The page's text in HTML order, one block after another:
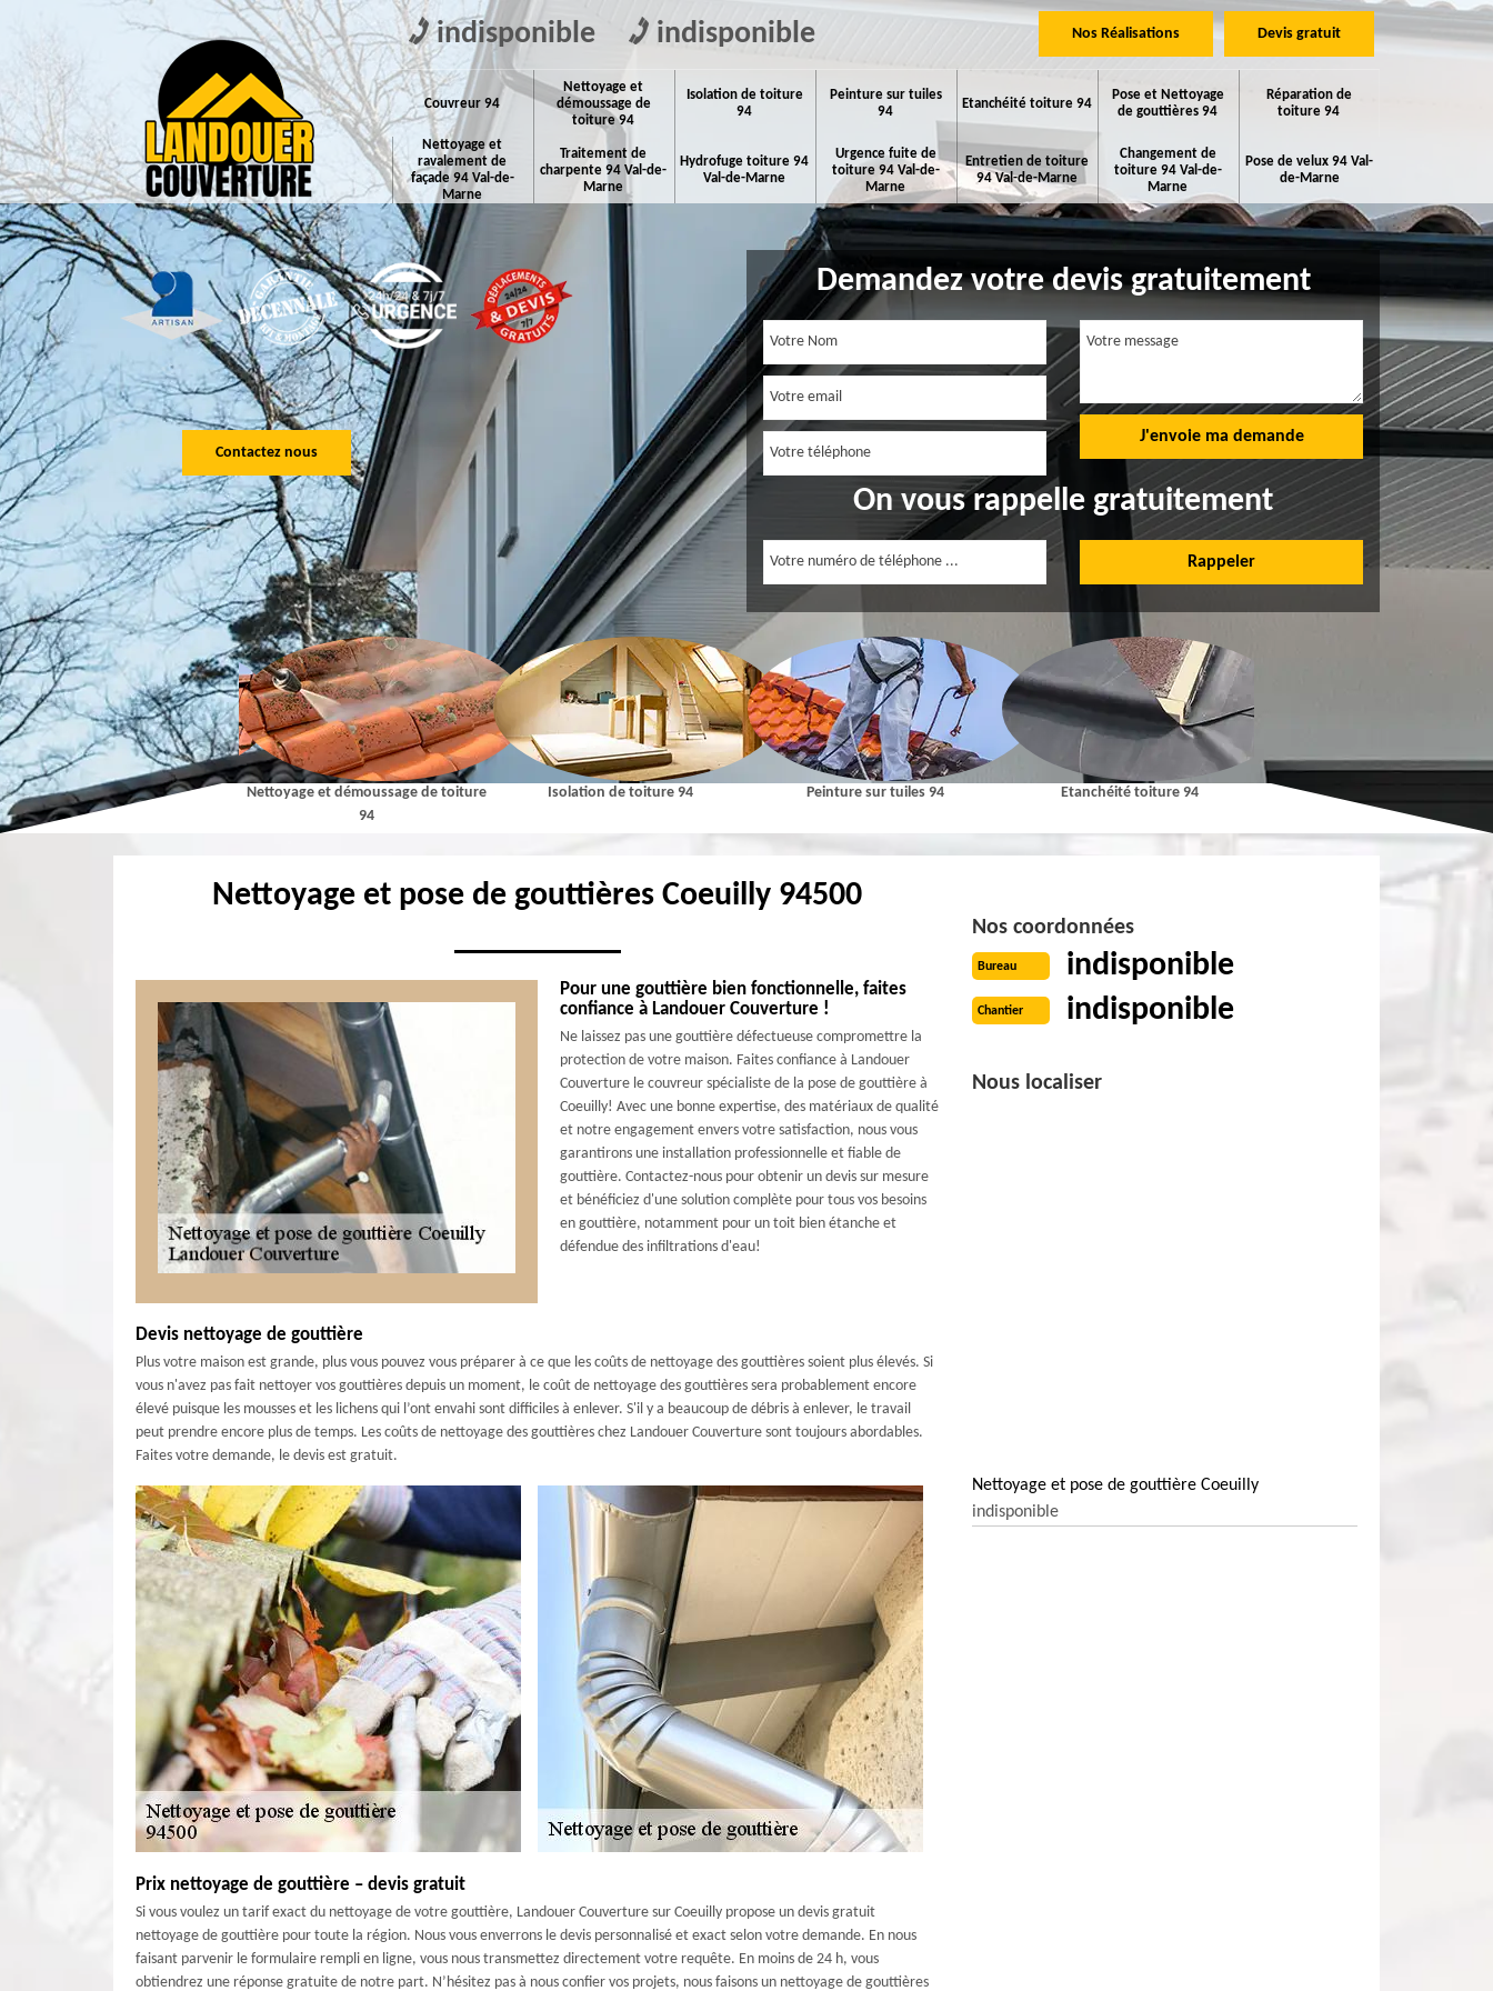
indisponible indisponible Nos Réalisations Devis gratuit
Couvreur 94
Nettoyage et
démoussage de
toiture 94
Isolation de toiture
94
Peinture sur tuiles
94
Etanchéité toiture 94
Pose et Nettoyage
de gouttières 94
Réparation de
toiture 94
Nettoyage et
ravalement de
façade 94 Val-de-
Marne
Traitement de
charpente 94 Val-de-
Marne
Hydrofuge toiture 94
Val-de-Marne
Urgence fuite de
toiture 94 Val-de-
Marne
Entretien de toiture
94 Val-de-Marne
Changement de
toiture 94 Val-de-
Marne
Pose de velux 94 Val-
de-Marne
Contactez nous
Demandez votre devis gratuitement
On vous rappelle gratuitement
94
Nettoyage et démoussage de toiture
Isolation de toiture 94 Peinture sur tuiles 94 Etanchéité toiture 94 Pose et Nettoyage de gouttières 94
Nettoyage et pose de gouttières Coeuilly 94500
Pour une gouttière bien fonctionnelle, faites
confiance à Landouer Couverture !
Ne laissez pas une gouttière défectueuse compromettre la
protection de votre maison. Faites confiance à Landouer
Couverture le couvreur spécialiste de la pose de gouttière à
Coeuilly! Avec une bonne expertise, des matériaux de qualité
et notre engagement envers votre satisfaction, nous vous
garantirons une installation professionnelle et fiable de
gouttière. Contactez-nous pour obtenir un devis sur mesure
et bénéficiez d'une solution complète pour tous vos besoins
en gouttière, notamment pour un toit bien étanche et
défendue des infiltrations d'eau!
Devis nettoyage de gouttière
Plus votre maison est grande, plus vous pouvez vous préparer à ce que les coûts de nettoyage des gouttières soient plus élevés. Si
vous n'avez pas fait nettoyer vos gouttières depuis un moment, le coût de nettoyage des gouttières sera probablement encore
élevé puisque les mousses et les lichens qui l’ont envahi sont difficiles à enlever. S'il y a beaucoup de débris à enlever, le travail
peut prendre encore plus de temps. Les coûts de nettoyage des gouttières chez Landouer Couverture sont toujours abordables.
Faites votre demande, le devis est gratuit.
Prix nettoyage de gouttière – devis gratuit
Si vous voulez un tarif exact du nettoyage de votre gouttière, Landouer Couverture sur Coeuilly propose un devis gratuit
nettoyage de gouttière pour toute la région. Nous vous enverrons le devis personnalisé et exact selon votre demande. En nous
faisant parvenir le formulaire rempli en ligne, vous nous transmettez directement votre requête. En moins de 24 h, vous
obtiendrez une réponse gratuite de notre part. N’hésitez pas à nous confier vos projets, nous faisons un nettoyage de gouttières
Nos coordonnées
Bureau indisponible
Chantier indisponible
Nous localiser
Nettoyage et pose de gouttière Coeuilly
indisponible